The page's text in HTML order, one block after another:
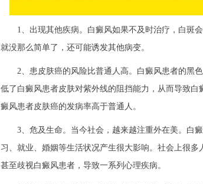
1、出现其他疾病。白癜风如果不及时治疗，白斑会
就没那么简单了，还可能诱发其他病变。
2、患皮肤癌的风险比普通人高。白癜风患者的黑色
低了白癜风患者皮肤对紫外线的阻挡能力，从而导致
癜风患者皮肤癌的发病率高于普通人。
3、危及生命。当今社会，越来越注重外在美。白癜
习、就业、婚姻等生活状况产生很大影响。社会上很多
甚至歧视白癜风患者，导致一系列心理疾病。